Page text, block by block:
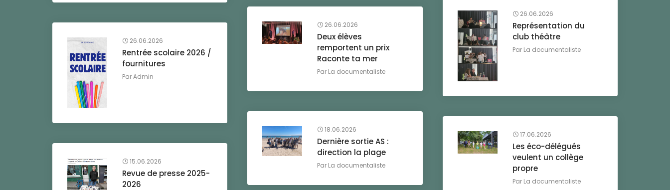
26.06.2026
Représentation du
club théâtre
Par La documentaliste
26.06.2026
Deux élèves
remportent un prix
Raconte ta mer
Par La documentaliste
26.06.2026
Rentrée scolaire 2026 /
fournitures
ParAdmin
18.06.2026
Dernière sortie AS :
direction la plage
Par La documentaliste
17.06.2026
Les éco-délégués
veulent un collège
propre
Par La documentaliste
15.06.2026
Revue de presse 2025-
2026